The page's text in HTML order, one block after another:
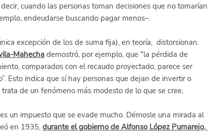
cuando las personas toman decisiones que no tomarían
endeudarse buscando pagar menos–.
excepción de los de suma fija), en teoría,  distorsionan.
Mahecha demostró, por ejemplo, que “la pérdida de
comparados con el recaudo proyectado, parece ser
Esto indica que sí hay personas que dejan de invertir o
de un fenómeno más modesto de lo que se cree.
un impuesto que se evade mucho. Démosle una mirada al
en 1935, durante el gobierno de Alfonso López Pumarejo,